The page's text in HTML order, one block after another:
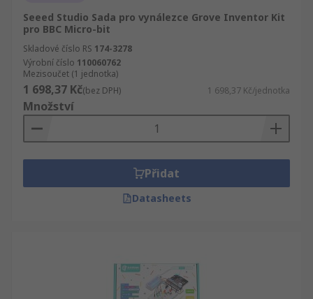
Seeed Studio Sada pro vynálezce Grove Inventor Kit
pro BBC Micro-bit
Skladové číslo RS 174-3278
Výrobní číslo 110060762
Mezisoučet (1 jednotka)
1 698,37 Kč(bez DPH) 1 698,37 Kč/jednotka
Množství
Přidat
Datasheets